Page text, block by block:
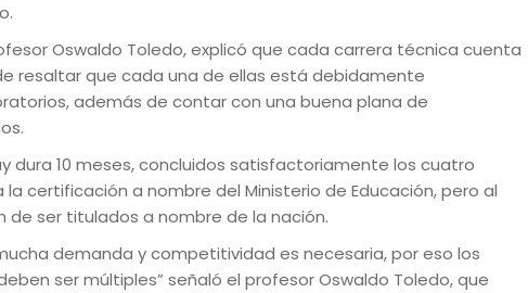
Oswaldo Toledo, explicó que cada carrera técnica cuenta
resaltar que cada una de ellas está debidamente
además de contar con una buena plana de
dura 10 meses, concluidos satisfactoriamente los cuatro
certificación a nombre del Ministerio de Educación, pero al
ser titulados a nombre de la nación.
demanda y competitividad es necesaria, por eso los
ser múltiples” señaló el profesor Oswaldo Toledo, que